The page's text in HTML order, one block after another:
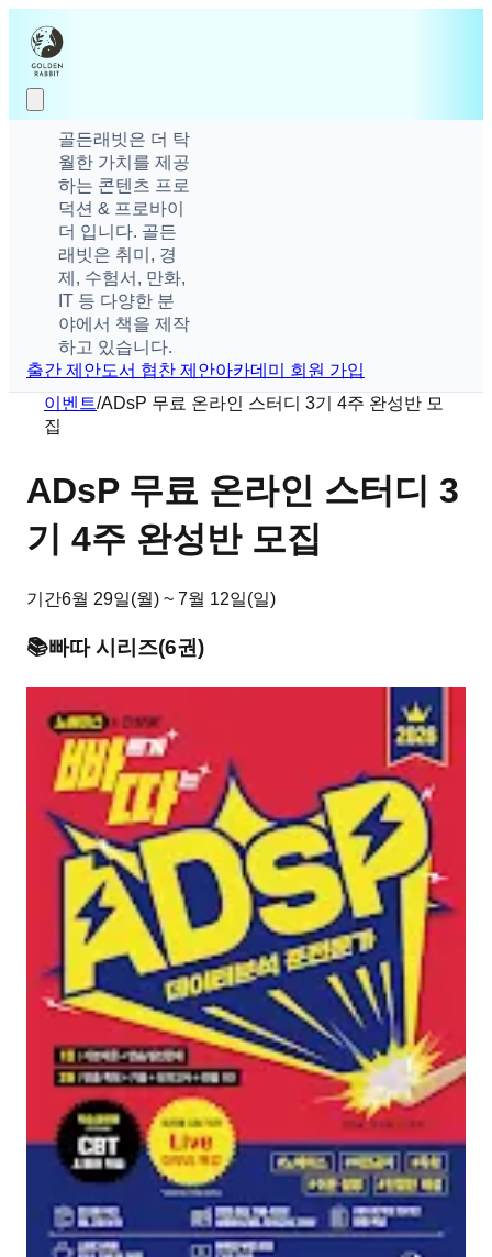
골든래빗은 더 탁
월한 가치를 제공
하는 콘텐츠 프로
덕션 & 프로바이
더 입니다. 골든
래빗은 취미, 경
제, 수험서, 만화,
IT 등 다양한 분
야에서 책을 제작
하고 있습니다.
출간 제안도서 협찬 제안아카데미 회원 가입
이벤트/ADsP 무료 온라인 스터디 3기 4주 완성반 모
집
ADsP 무료 온라인 스터디 3
기 4주 완성반 모집
기간6월 29일(월) ~ 7월 12일(일)
📚빠따시리즈(6권)